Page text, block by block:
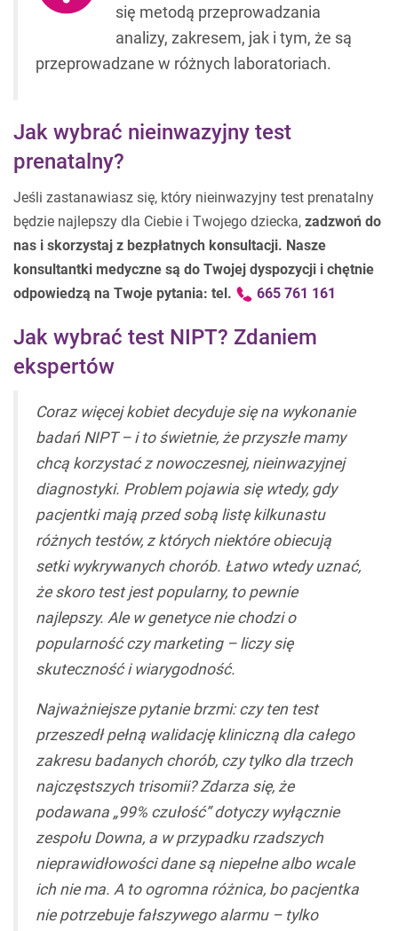
się metodą przeprowadzania
analizy, zakresem, jak i tym, że są
przeprowadzane w różnych laboratoriach.
Jak wybrać nieinwazyjny test
prenatalny?
Jeśli zastanawiasz się, który nieinwazyjny test prenatalny
będzie najlepszy dla Ciebie i Twojego dziecka, zadzwoń do
nas i skorzystaj z bezpłatnych konsultacji. Nasze
konsultantki medyczne są do Twojej dyspozycji i chętnie
odpowiedzą na Twoje pytania: tel.
665 761 161
Jak wybrać test NIPT? Zdaniem
ekspertów
Coraz więcej kobiet decyduje się na wykonanie
badań NIPT – i to świetnie, że przyszłe mamy
chcą korzystać z nowoczesnej, nieinwazyjnej
diagnostyki. Problem pojawia się wtedy, gdy
pacjentki mają przed sobą listę kilkunastu
różnych testów, z których niektóre obiecują
setki wykrywanych chorób. Łatwo wtedy uznać,
że skoro test jest popularny, to pewnie
najlepszy. Ale w genetyce nie chodzi o
popularność czy marketing – liczy się
skuteczność i wiarygodność.
Najważniejsze pytanie brzmi: czy ten test
przeszedł pełną walidację kliniczną dla całego
zakresu badanych chorób, czy tylko dla trzech
najczęstszych trisomii? Zdarza się, że
podawana „99% czułość” dotyczy wyłącznie
zespołu Downa, a w przypadku rzadszych
nieprawidłowości dane są niepełne albo wcale
ich nie ma. A to ogromna różnica, bo pacjentka
nie potrzebuje fałszywego alarmu – tylko